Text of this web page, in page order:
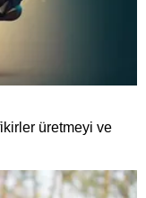
üretmeyi ve